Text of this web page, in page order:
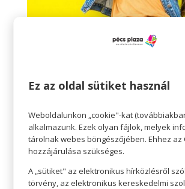
színek.
Tavasz esetében ez könnyebb
valamint világosabb és
jelent. Ne sajnáljuk az időt,
friss, tavaszi színeket is. Kék
Ez az oldal sütiket használ
Weboldalunkon „cookie"-kat
alkalmazunk. Ezek olyan fájlok, melyek
tárolnak webes böngészőjében. Ehhez az
hozzájárulása szükséges.
A „sütiket" az elektronikus hírközlésről
törvény, az elektronikus kereskedelmi